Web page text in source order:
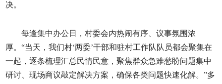
决。
每逢集中办公日，村委会内热闹有序、议事氛围浓
厚。“当天，我们村‘两委’干部和驻村工作队队员都会聚集在
一起，逐条梳理汇总民情民意，聚焦群众急难愁盼问题集中
研讨、现场商议敲定解决方案，确保各类问题快速化解。”多